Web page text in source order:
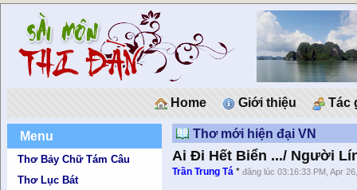
Home Giới thiệu Tác
Menu
Thơ Bảy Chữ Tám Câu
Thơ Lục Bát
Thơ mới hiện đại VN
Ai Đi Hết Biển .../ Người
Trần Trung Tá *đăng lúc 03:16:33 PM, Apr